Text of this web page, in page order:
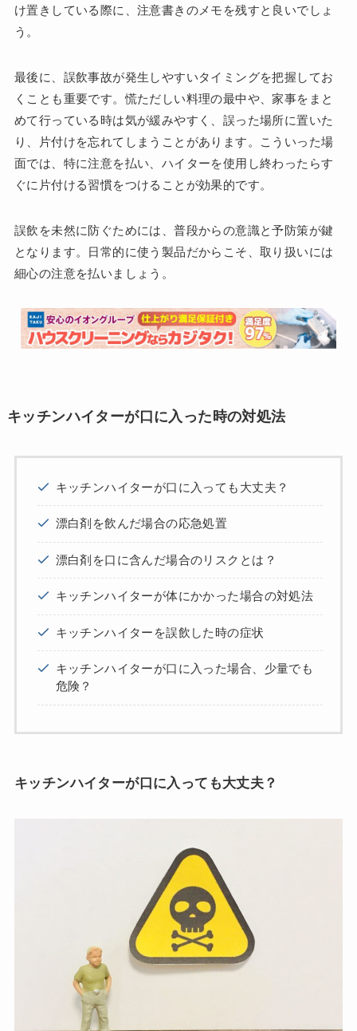
け置きしている際に、注意書きのメモを残すと良いでしょ
う。
最後に、誤飲事故が発生しやすいタイミングを把握してお
くことも重要です。慌ただしい料理の最中や、家事をまと
めて行っている時は気が緩みやすく、誤った場所に置いた
り、片付けを忘れてしまうことがあります。こういった場
面では、特に注意を払い、ハイターを使用し終わったらす
ぐに片付ける習慣をつけることが効果的です。
誤飲を未然に防ぐためには、普段からの意識と予防策が鍵
となります。日常的に使う製品だからこそ、取り扱いには
細心の注意を払いましょう。
キッチンハイターが口に入った時の対処法
キッチンハイターが口に入っても大丈夫？
漂白剤を飲んだ場合の応急処置
漂白剤を口に含んだ場合のリスクとは？
キッチンハイターが体にかかった場合の対処法
キッチンハイターを誤飲した時の症状
キッチンハイターが口に入った場合、少量でも
危険？
キッチンハイターが口に入っても大丈夫？